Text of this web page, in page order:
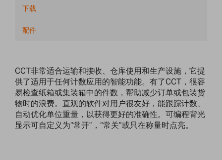
下载
配件
CCT非常适合运输和接收、仓库使用和生产设施，它提
供了适用于任何计数应用的智能功能。有了CCT，很容
易检查纸箱或集装箱中的件数，帮助减少订单或包装货
物时的浪费。直观的软件对用户很友好，能跟踪计数、
自动优化单位重量，以获得更好的准确性。可编程背光
显示可自定义为“常开”，“常关”或只在称量时点亮。